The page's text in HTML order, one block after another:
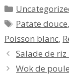
Catégories
Étiquettes
Patate douce,
Poisson blanc,
Salade de riz
Wok de